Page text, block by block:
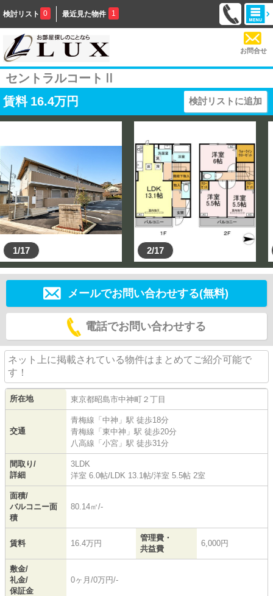
検討リスト 0 最近見た物件 1
お問合せ
セントラルコートⅡ
賃料 16.4万円 検討リストに追加
1/17 2/17
メールでお問い合わせする(無料)
電話でお問い合わせする
ネット上に掲載されている物件はまとめてご紹介可能で
す！
所在地 東京都昭島市中神町 ２丁目
交通
青梅線 「中神 」駅 徒歩18分
青梅線 「東中神 」駅 徒歩20分
八高線 「小宮 」駅 徒歩31分
間取り/
詳細
3LDK
洋室 6.0帖/LDK 13.1帖/洋室 5.5帖 2室
面積/
バルコニー面
積
80.14㎡/-
賃料 16.4万円
管理費・
共益費
6,000円
敷金/
礼金/
保証金
0ヶ月/0万円/-